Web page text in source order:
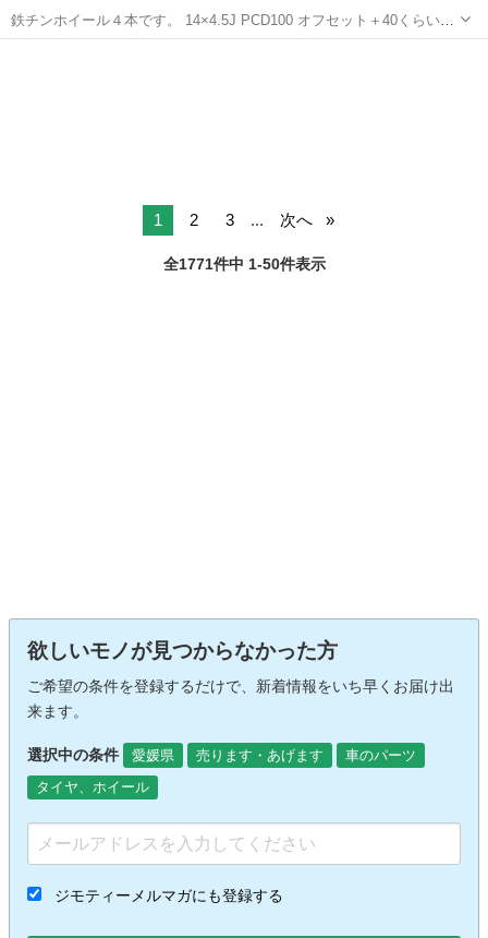
鉄チンホイール４本です。 14×4.5J PCD100 オフセット＋40くらいと
思います。 スタッドレス用予備等にどうぞ。 ※バルブキャップとコア
1 2 3 ... 次へ
全1771件中 1-50件表示
欲しいモノが見つからなかった方
ご希望の条件を登録するだけで、新着情報をいち早くお届け出
来ます。
選択中の条件 愛媛県 売ります・あげます
車のパーツ
タイヤ、ホイール
ジモティーメルマガにも登録する